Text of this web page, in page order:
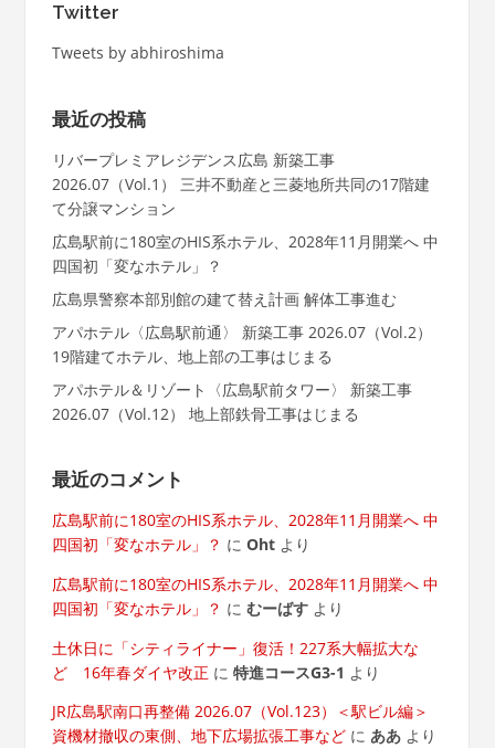
Twitter
Tweets by abhiroshima
最近の投稿
リバープレミアレジデンス広島 新築工事
2026.07（Vol.1） 三井不動産と三菱地所共同の17階建
て分譲マンション
広島駅前に180室のHIS系ホテル、2028年11月開業へ 中
四国初「変なホテル」？
広島県警察本部別館の建て替え計画 解体工事進む
アパホテル〈広島駅前通〉 新築工事 2026.07（Vol.2）
19階建てホテル、地上部の工事はじまる
アパホテル＆リゾート〈広島駅前タワー〉 新築工事
2026.07（Vol.12） 地上部鉄骨工事はじまる
最近のコメント
広島駅前に180室のHIS系ホテル、2028年11月開業へ 中
四国初「変なホテル」？ に Ohtより
広島駅前に180室のHIS系ホテル、2028年11月開業へ 中
四国初「変なホテル」？ に むーばすより
土休日に「シティライナー」復活！227系大幅拡大な
ど 16年春ダイヤ改正 に 特進コースG3-1 より
JR広島駅南口再整備 2026.07（Vol.123）＜駅ビル編＞
資機材撤収の東側、地下広場拡張工事などに ああより